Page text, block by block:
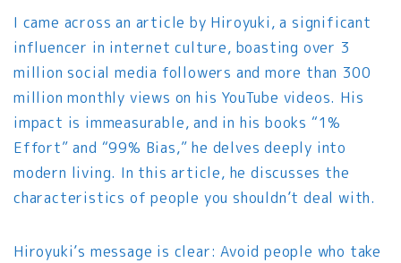
I came across an article by Hiroyuki, a significant
influencer in internet culture, boasting over 3
million social media followers and more than 300
million monthly views on his YouTube videos. His
impact is immeasurable, and in his books “1%
Effort” and “99% Bias,” he delves deeply into
modern living. In this article, he discusses the
characteristics of people you shouldn’t deal with.
Hiroyuki’s message is clear: Avoid people who take